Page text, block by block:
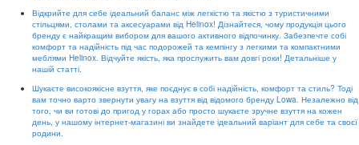
Відкрийте для себе ідеальний баланс між легкістю та якістю з туристичними
стільцями, столами та аксесуарами від Helinox! Дізнайтеся, чому продукція цього
бренду є найкращим вибором для вашого активного відпочинку. Забезпечте собі
комфорт та надійність під час подорожей та кемпінгу з легкими та компактними
меблями Helinox. Відчуйте якість, яка прослужить вам довгі роки! Детальніше у
нашій статті.
Шукаєте високоякісне взуття, яке поєднує в собі надійність, комфорт та стиль? Тоді
вам точно варто звернути увагу на взуття від відомого бренду Lowa. Незалежно від
того, чи ви готові до пригод у горах або просто шукаєте зручне взуття на кожен
день, у нашому інтернет-магазині ви знайдете ідеальний варіант для себе та своєї
родини.